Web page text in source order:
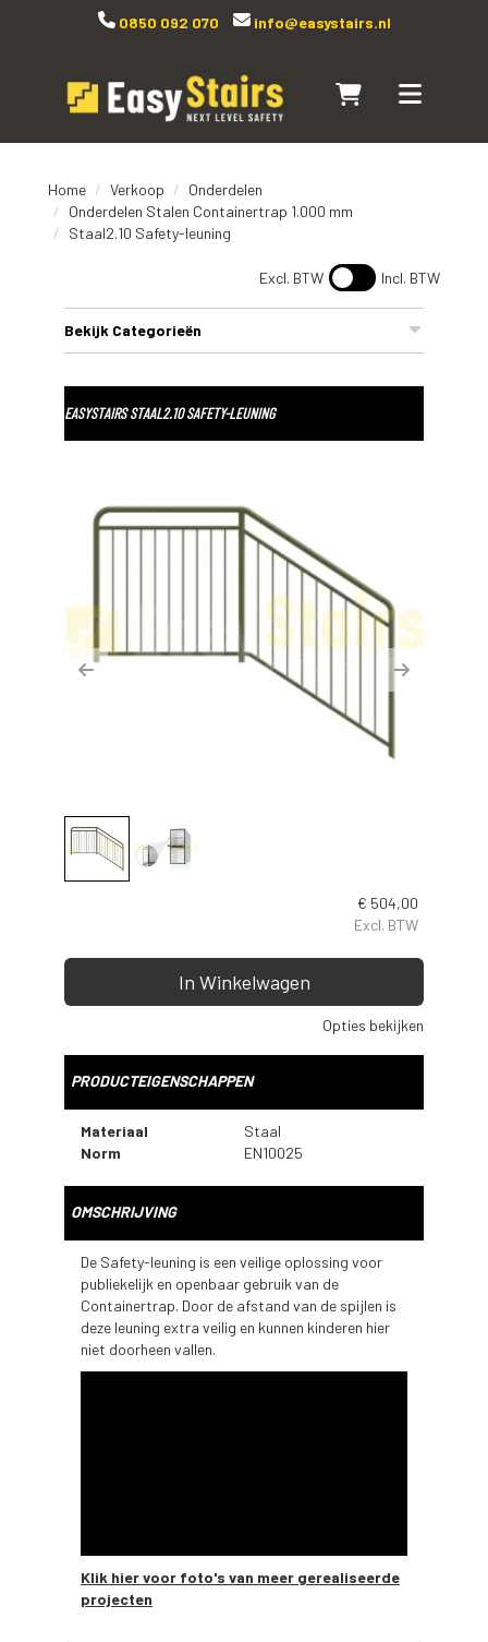
0850 092 070 info@easystairs.nl
Naar winkelwagen
Toggle
Home Verkoop
Onderdelen
Onderdelen Stalen Containertrap 1.000 mm
Staal2.10 Safety-leuning
Excl. BTW Incl. BTW
Bekijk Categorieën
EASYSTAIRS STAAL2.10 SAFETY-LEUNING
Previous Next
€ 504,00
Excl. BTW
In Winkelwagen
Opties bekijken
PRODUCTEIGENSCHAPPEN
Materiaal
Staal
Norm
EN10025
OMSCHRIJVING
De Safety-leuning is een veilige oplossing voor
publiekelijk en openbaar gebruik van de
Containertrap. Door de afstand van de spijlen is
deze leuning extra veilig en kunnen kinderen hier
niet doorheen vallen.
Klik hier voor foto's van meer gerealiseerde
projecten